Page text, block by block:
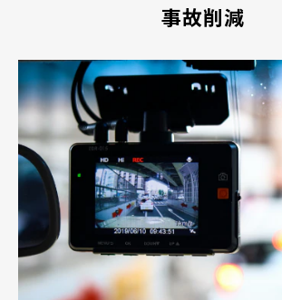
事故削減